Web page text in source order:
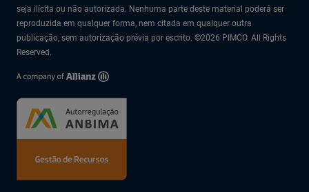
seja ilícita ou não autorizada. Nenhuma parte deste material poderá ser
reproduzida em qualquer forma, nem citada em qualquer outra
publicação, sem autorização prévia por escrito. ©2026 PIMCO. All Rights
Reserved.